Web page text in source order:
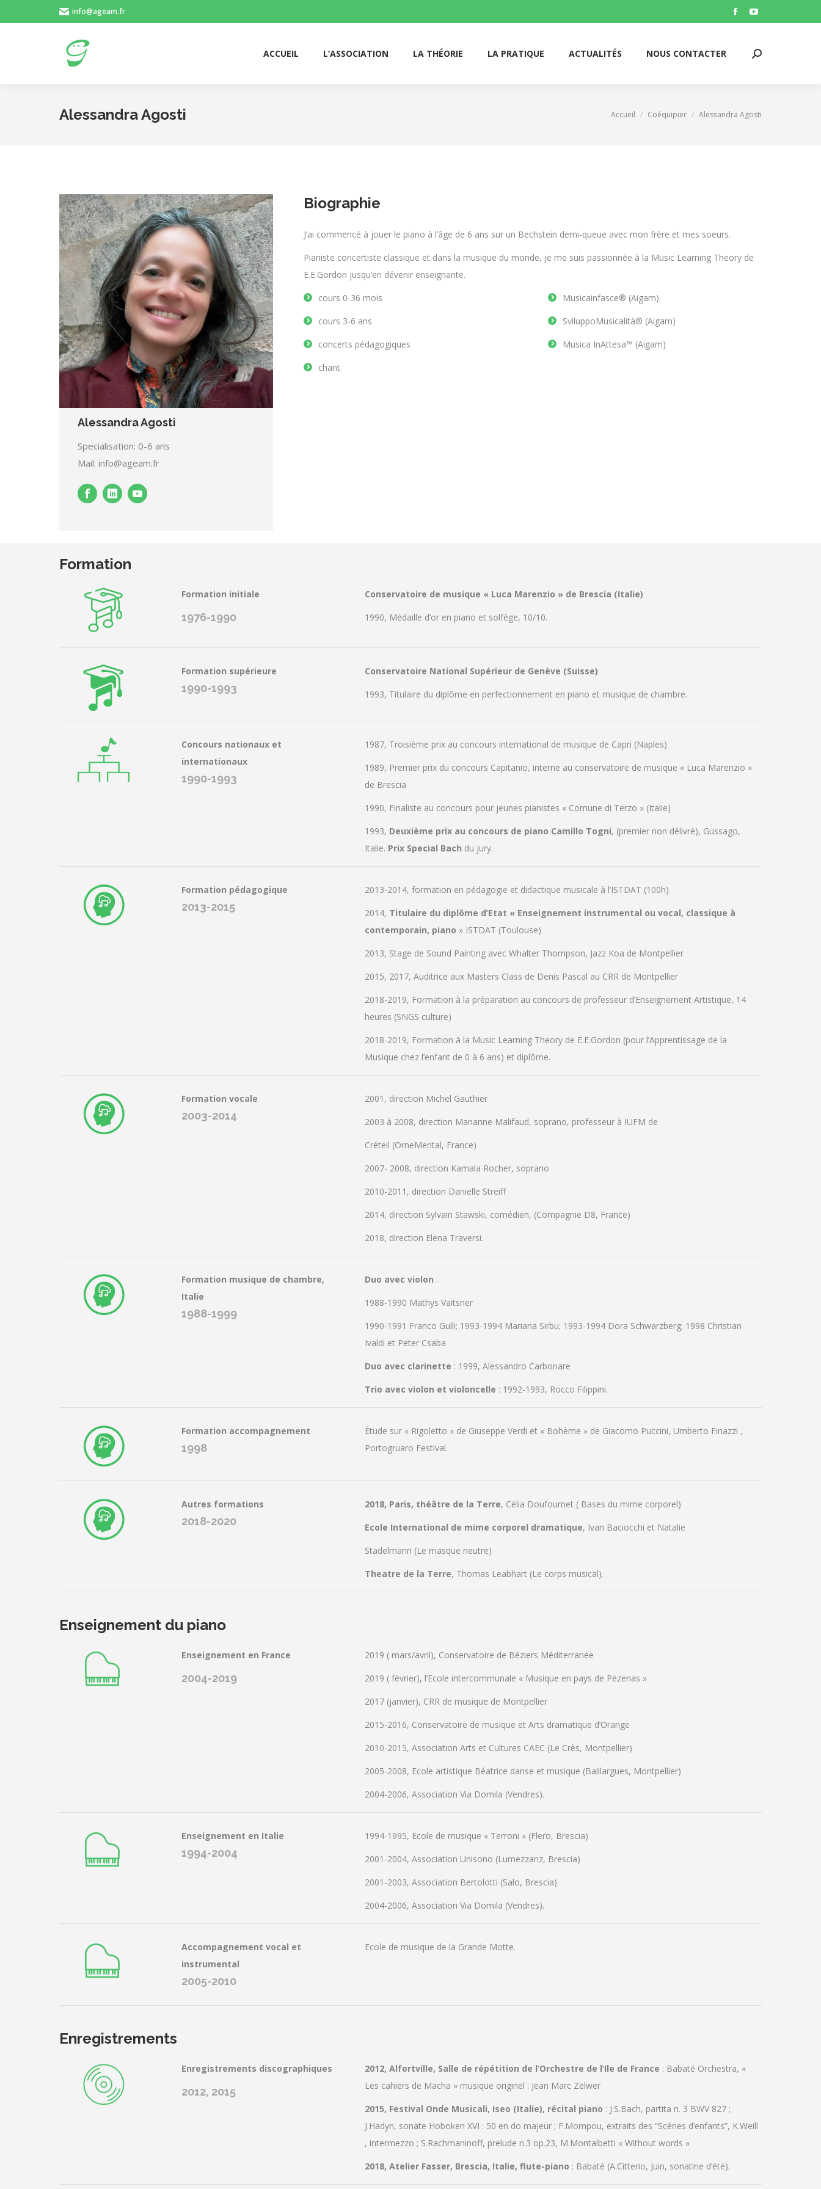
info@ageam.fr
Facebook
opensopens
ACCUEIL L’ASSOCIATION LA THÉORIE LA PRATIQUE ACTUALITÉS NOUS CONTACTER Search:
Alessandra Agosti Vous êtes ici :
Accueil Coéquipier Alessandra Agosti
Alessandra Agosti
Specialisation: 0-6 ans
Mail: info@ageam.fr
Biographie
J’ai commencé à jouer le piano à l’âge de 6 ans sur un Bechstein demi-queue avec mon frère et mes soeurs.
Pianiste concertiste classique et dans la musique du monde, je me suis passionnée à la Music Learning Theory de
E.E.Gordon jusqu’en dévenir enseignante.
cours 0-36 mois
cours 3-6 ans
concerts pédagogiques
chant
Musicainfasce® (Aigam)
SviluppoMusicalità® (Aigam)
Musica InAttesa™ (Aigam)
Formation
Formation initiale
1976-1990
Conservatoire de musique « Luca Marenzio » de Brescia (Italie)
1990, Médaille d’or en piano et solfège, 10/10.
Formation supérieure
1990-1993
Conservatoire National Supérieur de Genève (Suisse)
1993, Titulaire du diplôme en perfectionnement en piano et musique de chambre.
Concours nationaux et
internationaux
1990-1993
1987, Troisième prix au concours international de musique de Capri (Naples)
1989, Premier prix du concours Capitanio, interne au conservatoire de musique « Luca Marenzio »
de Brescia
1990, Finaliste au concours pour jeunes pianistes « Comune di Terzo » (Italie)
1993, Deuxième prix au concours de piano Camillo Togni, (premier non délivré), Gussago,
Italie. Prix Special Bach du jury.
Formation pédagogique
2013-2015
2013-2014, formation en pédagogie et didactique musicale à l’ISTDAT (100h)
2014, Titulaire du diplôme d’Etat « Enseignement instrumental ou vocal, classique à
contemporain, piano » ISTDAT (Toulouse)
2013, Stage de Sound Painting avec Whalter Thompson, Jazz Koa de Montpellier
2015, 2017, Auditrice aux Masters Class de Denis Pascal au CRR de Montpellier
2018-2019, Formation à la préparation au concours de professeur d’Enseignement Artistique, 14
heures (SNGS culture)
2018-2019, Formation à la Music Learning Theory de E.E.Gordon (pour l’Apprentissage de la
Musique chez l’enfant de 0 à 6 ans) et diplôme.
Formation vocale
2003-2014
2001, direction Michel Gauthier
2003 à 2008, direction Marianne Malifaud, soprano, professeur à IUFM de
Créteil (OrneMental, France)
2007- 2008, direction Kamala Rocher, soprano
2010-2011, direction Danielle Streiff
2014, direction Sylvain Stawski, comédien, (Compagnie D8, France)
2018, direction Elena Traversi.
Formation musique de chambre,
Italie
1988-1999
Duo avec violon :
1988-1990 Mathys Vaitsner
1990-1991 Franco Gulli; 1993-1994 Mariana Sirbu; 1993-1994 Dora Schwarzberg; 1998 Christian
Ivaldi et Peter Csaba
Duo avec clarinette : 1999, Alessandro Carbonare
Trio avec violon et violoncelle : 1992-1993, Rocco Filippini.
Formation accompagnement
1998
Étude sur « Rigoletto » de Giuseppe Verdi et « Bohème » de Giacomo Puccini, Umberto Finazzi ,
Portogruaro Festival.
Autres formations
2018-2020
2018, Paris, théâtre de la Terre, Célia Doufournet ( Bases du mime corporel)
Ecole International de mime corporel dramatique, Ivan Baciocchi et Natalie
Stadelmann (Le masque neutre)
Theatre de la Terre, Thomas Leabhart (Le corps musical).
Enseignement du piano
Enseignement en France
2004-2019
2019 ( mars/avril), Conservatoire de Béziers Méditerranée
2019 ( fèvrier), l’Ecole intercommunale « Musique en pays de Pézenas »
2017 (janvier), CRR de musique de Montpellier
2015-2016, Conservatoire de musique et Arts dramatique d’Orange
2010-2015, Association Arts et Cultures CAEC (Le Crès, Montpellier)
2005-2008, Ecole artistique Béatrice danse et musique (Baillargues, Montpellier)
2004-2006, Association Via Domila (Vendres).
Enseignement en Italie
1994-2004
1994-1995, Ecole de musique « Terroni » (Flero, Brescia)
2001-2004, Association Unisono (Lumezzanz, Brescia)
2001-2003, Association Bertolotti (Salo, Brescia)
2004-2006, Association Via Domila (Vendres).
Accompagnement vocal et
instrumental
2005-2010
Ecole de musique de la Grande Motte.
Enregistrements
Enregistrements discographiques
2012, 2015
2012, Alfortville, Salle de répétition de l’Orchestre de l’Ile de France : Babaté Orchestra, «
Les cahiers de Macha » musique originel : Jean Marc Zelwer
2015, Festival Onde Musicali, Iseo (Italie), récital piano : J.S.Bach, partita n. 3 BWV 827 ;
J.Hadyn, sonate Hoboken XVI : 50 en do majeur ; F.Mompou, extraits des “Scènes d’enfants”, K.Weill
, intermezzo ; S.Rachmaninoff, prelude n.3 op.23, M.Montalbetti « Without words »
2018, Atelier Fasser, Brescia, Italie, flute-piano : Babaté (A.Citterio, Juin, sonatine d’été).
Search: